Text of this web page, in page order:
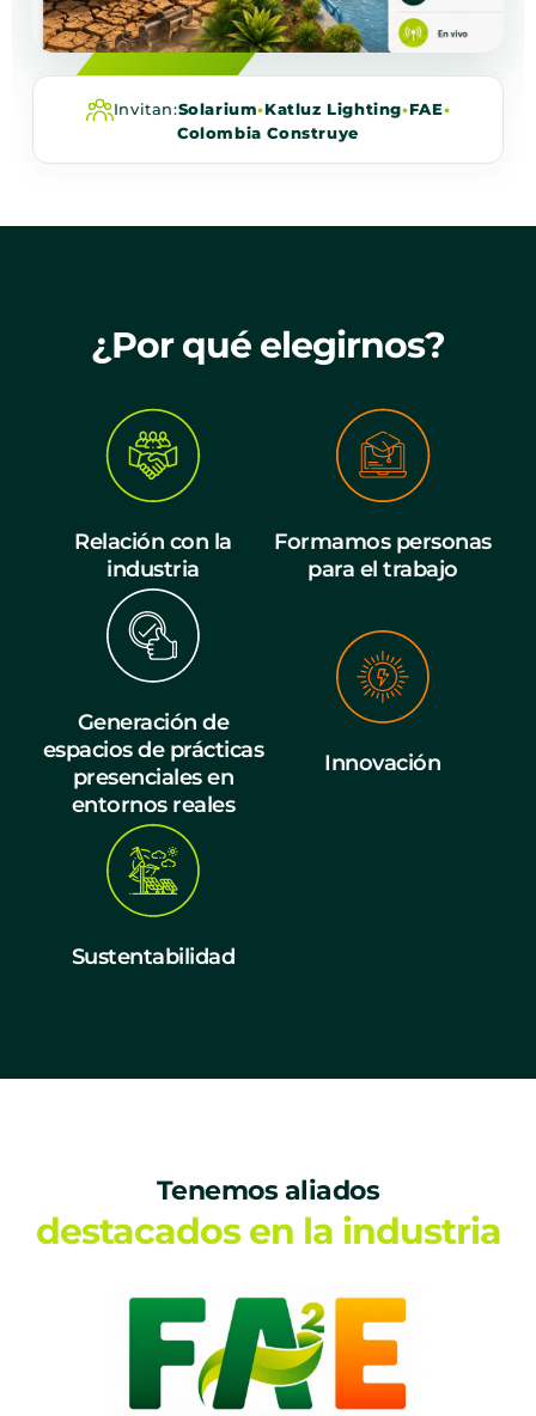
Invitan:Solarium•Katluz Lighting•FAE•
Colombia Construye
¿Por qué elegirnos?
Relación con la
industria
Formamos personas
para el trabajo
Generación de
espacios de prácticas
presenciales en
entornos reales
Innovación
Sustentabilidad
Tenemos aliados
destacados en la industria